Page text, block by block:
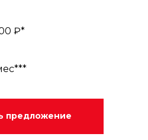
предложение
₽*